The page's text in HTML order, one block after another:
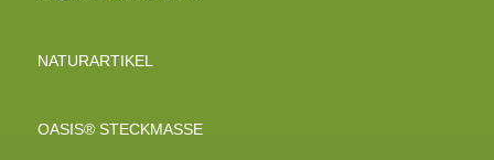
NATURARTIKEL
OASIS® STECKMASSE